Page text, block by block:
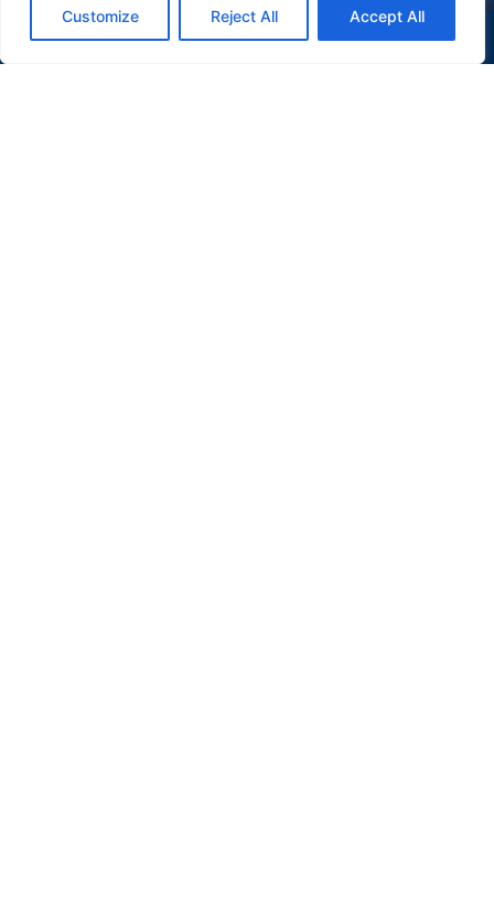
Customize Reject All Accept All
(47) 9 9977-7630